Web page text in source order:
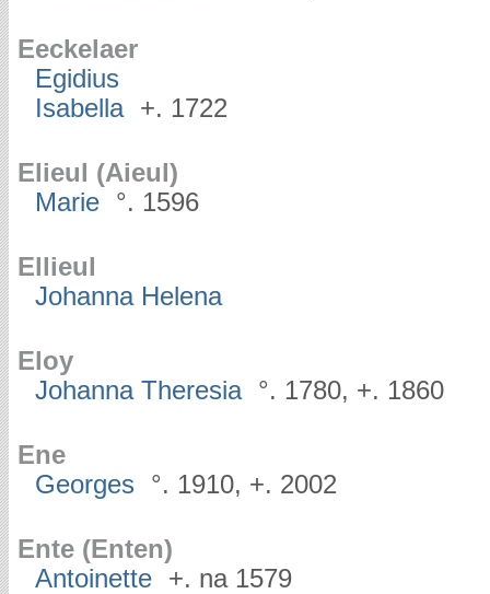
Eeckelaer
Egidius
Isabella
+. 1722
Elieul (Aieul)
Marie
°. 1596
Ellieul
Johanna Helena
Eloy
Johanna Theresia
°. 1780, +. 1860
Ene
Georges
°. 1910, +. 2002
Ente (Enten)
Antoinette
+. na 1579